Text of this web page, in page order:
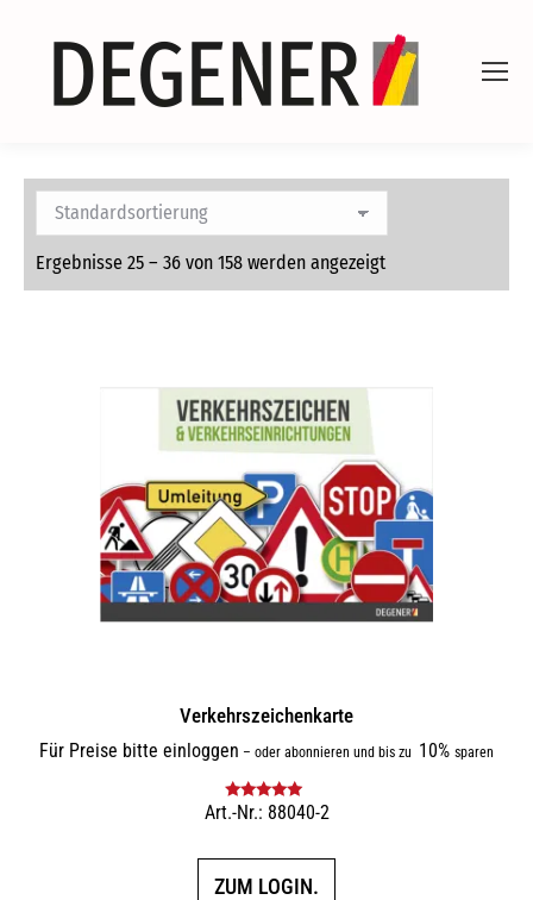
Ergebnisse 25 – 36 von 158 werden angezeigt
Verkehrszeichenkarte
Für Preise bitte einloggen – oder abonnieren und bis zu 10% sparen
Bewertet mit
Art.-Nr.: 88040-2
ZUM LOGIN.